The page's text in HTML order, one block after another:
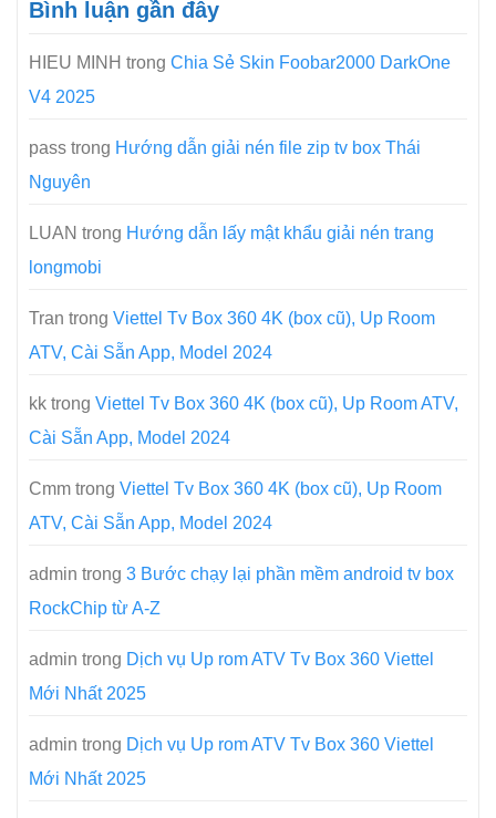
Bình luận gần đây
HIEU MINH trong Chia Sẻ Skin Foobar2000 DarkOne
V4 2025
pass trong Hướng dẫn giải nén file zip tv box Thái
Nguyên
LUAN trong Hướng dẫn lấy mật khẩu giải nén trang
longmobi
Tran trong Viettel Tv Box 360 4K (box cũ), Up Room
ATV, Cài Sẵn App, Model 2024
kk trong Viettel Tv Box 360 4K (box cũ), Up Room ATV,
Cài Sẵn App, Model 2024
Cmm trong Viettel Tv Box 360 4K (box cũ), Up Room
ATV, Cài Sẵn App, Model 2024
admin trong 3 Bước chạy lại phần mềm android tv box
RockChip từ A-Z
admin trong Dịch vụ Up rom ATV Tv Box 360 Viettel
Mới Nhất 2025
admin trong Dịch vụ Up rom ATV Tv Box 360 Viettel
Mới Nhất 2025